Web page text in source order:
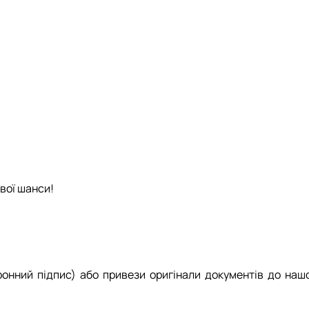
шанси!
підпис) або привези оригінали документів до